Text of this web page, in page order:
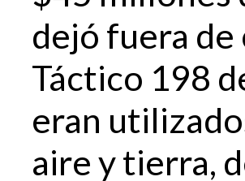
dejó fuera
Táctico 198
eran
aire y tierra,